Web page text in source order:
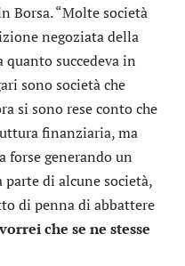
Borsa. “Molte società
negoziata della
succedeva in
sono società che
si sono rese conto che
finanziaria, ma
forse generando un
di alcune società,
di penna di abbattere
che se ne stesse